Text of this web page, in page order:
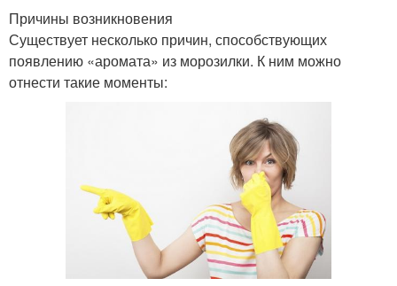
Причины возникновения
Существует несколько причин, способствующих
появлению «аромата» из морозилки. К ним можно
отнести такие моменты: